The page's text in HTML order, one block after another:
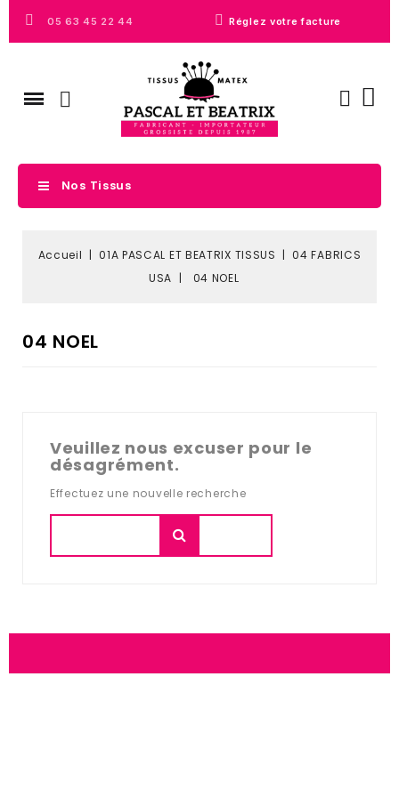
05 63 45 22 44 Réglez votre facture
Nos Tissus
Accueil 01A PASCAL ET BEATRIX TISSUS
04 FABRICS
USA
04 NOEL
04 NOEL
Veuillez nous excuser pour le
désagrément.
Effectuez une nouvelle recherche